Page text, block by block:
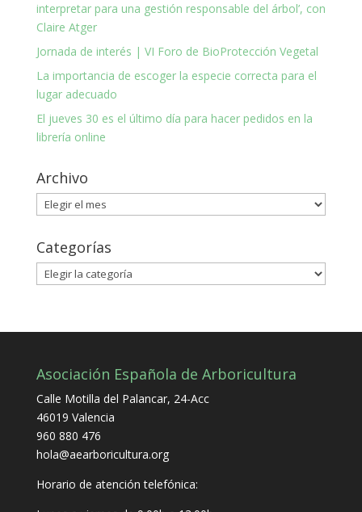
interpretar para una gestión responsable del árbol’, con
Claire Atger
Jornada de interés | VI Foro de BioProtección Vegetal
La importancia de escoger la especie correcta para el
lugar adecuado
El jueves 30 es el último día para hacer pedidos en la
librería online
Archivo
Archivo
Categorías
Categorías
Asociación Española de Arboricultura
Calle Motilla del Palancar, 24-Acc
46019 Valencia
960 880 476
hola@aearboricultura.org
Horario de atención telefónica: